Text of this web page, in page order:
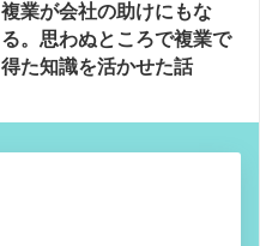
複業が会社の助けにもな
る。思わぬところで複業で
得た知識を活かせた話